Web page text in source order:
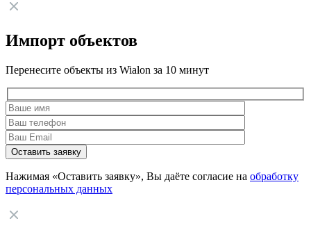
Импорт объектов
Перенесите объекты из Wialon за 10 минут
Нажимая «Оставить заявку», Вы даёте согласие на обработку
персональных данных